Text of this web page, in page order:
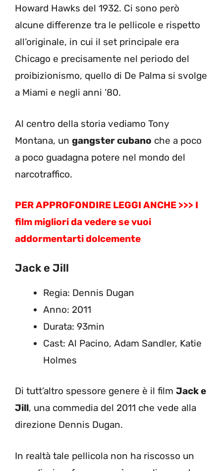
Howard Hawks del 1932. Ci sono però
alcune differenze tra le pellicole e rispetto
all’originale, in cui il set principale era
Chicago e precisamente nel periodo del
proibizionismo, quello di De Palma si svolge
a Miami e negli anni ’80.
Al centro della storia vediamo Tony
Montana, un gangster cubano che a poco
a poco guadagna potere nel mondo del
narcotraffico.
PER APPROFONDIRE LEGGI ANCHE >>> I
film migliori da vedere se vuoi
addormentarti dolcemente
Jack e Jill
Regia: Dennis Dugan
Anno: 2011
Durata: 93min
Cast: Al Pacino, Adam Sandler, Katie
Holmes
Di tutt’altro spessore genere è il film Jack e
Jill, una commedia del 2011 che vede alla
direzione Dennis Dugan.
In realtà tale pellicola non ha riscosso un